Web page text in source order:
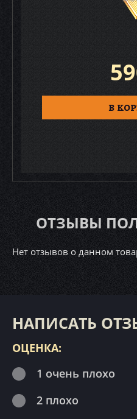
В
ОТЗЫВЫ
Нет отзывов о данном
НАПИСАТЬ
ОЦЕНКА:
1 очень плохо
2 плохо